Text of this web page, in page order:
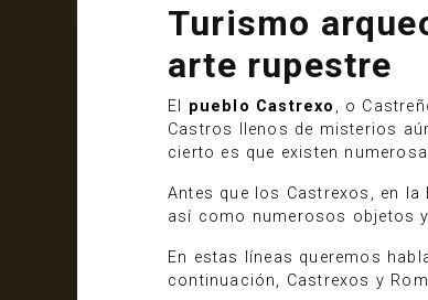
Turismo
arte rupestre
El pueblo Castrexo , o
Castros llenos de misterios
cierto es que existen
Antes que los Castrexos, en
así como numerosos objetos
En estas líneas queremos
continuación, Castrexos y